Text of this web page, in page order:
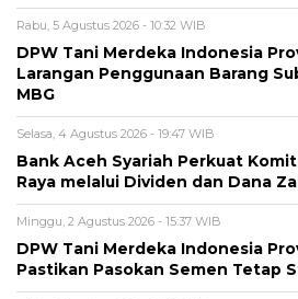
Rabu, 5 Agustus 2026 - 10:32 WIB
DPW Tani Merdeka Indonesia
Larangan Penggunaan Barang
MBG
Selasa, 4 Agustus 2026 - 19:47 WIB
Bank Aceh Syariah Perkuat
Raya melalui Dividen dan Dana
Minggu, 2 Agustus 2026 - 15:37 WIB
DPW Tani Merdeka Indonesia
Pastikan Pasokan Semen Tetap